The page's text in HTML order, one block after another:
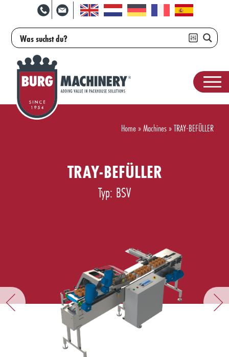
Home»Machines»TRAY-BEFÜLLER
TRAY-BEFÜLLER
Typ: BSV